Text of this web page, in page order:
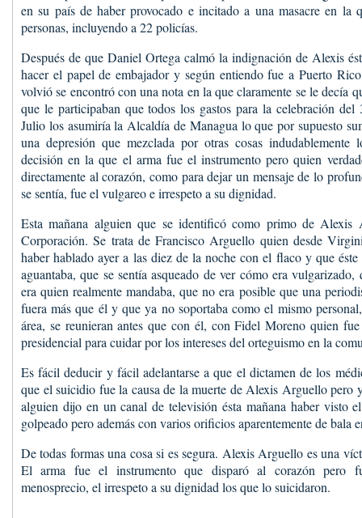
en su país de haber provocado e incitado a una masacre en la
personas, incluyendo a 22 policías.
Después de que Daniel Ortega calmó la indignación de Alexis
hacer el papel de embajador y según entiendo fue a Puerto
volvió se encontró con una nota en la que claramente se le decía
que le participaban que todos los gastos para la celebración
Julio los asumiría la Alcaldía de Managua lo que por supuesto
una depresión que mezclada por otras cosas
decisión en la que el arma fue el instrumento pero quien
directamente al corazón, como para dejar un mensaje de lo
se sentía, fue el vulgareo e irrespeto a su dignidad.
Esta mañana alguien que se identificó como primo de
Corporación. Se trata de Francisco Arguello quien desde
haber hablado ayer a las diez de la noche con el flaco y que
aguantaba, que se sentía asqueado de ver cómo era
era quien realmente mandaba, que no era posible que una
fuera más que él y que ya no soportaba como el mismo
área, se reunieran antes que con él, con Fidel Moreno quien
presidencial para cuidar por los intereses del orteguismo en la
Es fácil deducir y fácil adelantarse a que el dictamen de los
que el suicidio fue la causa de la muerte de Alexis Arguello pero
alguien dijo en un canal de televisión ésta mañana haber visto
golpeado pero además con varios orificios aparentemente de bala
De todas formas una cosa si es segura. Alexis Arguello es una
El arma fue el instrumento que disparó al corazón pero
menosprecio, el irrespeto a su dignidad los que lo suicidaron.